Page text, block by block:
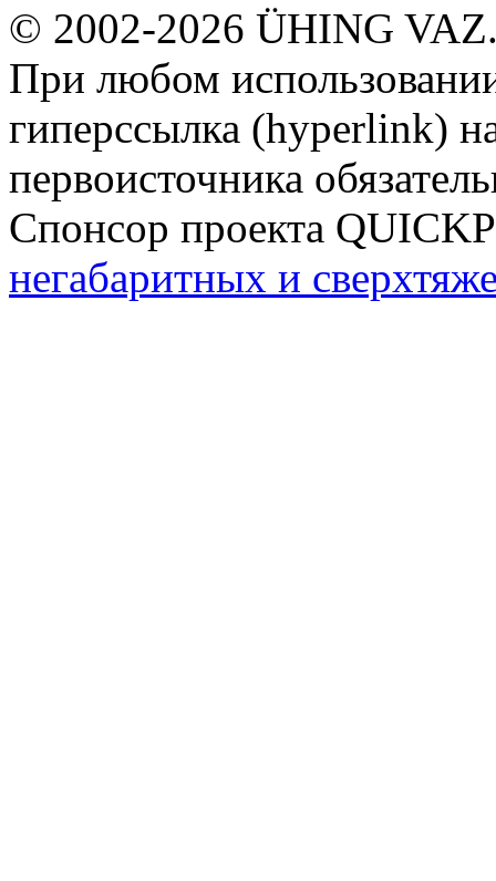
© 2002-2026 ÜHING
При любом
гиперссылка (hyperlink)
первоисточника
Спонсор проекта
негабаритных и